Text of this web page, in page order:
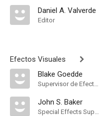
Daniel A. Valverde
Editor
Efectos Visuales
Blake Goedde
Supervisor de Efectos Visuales
John S. Baker
Special Effects Supervisor